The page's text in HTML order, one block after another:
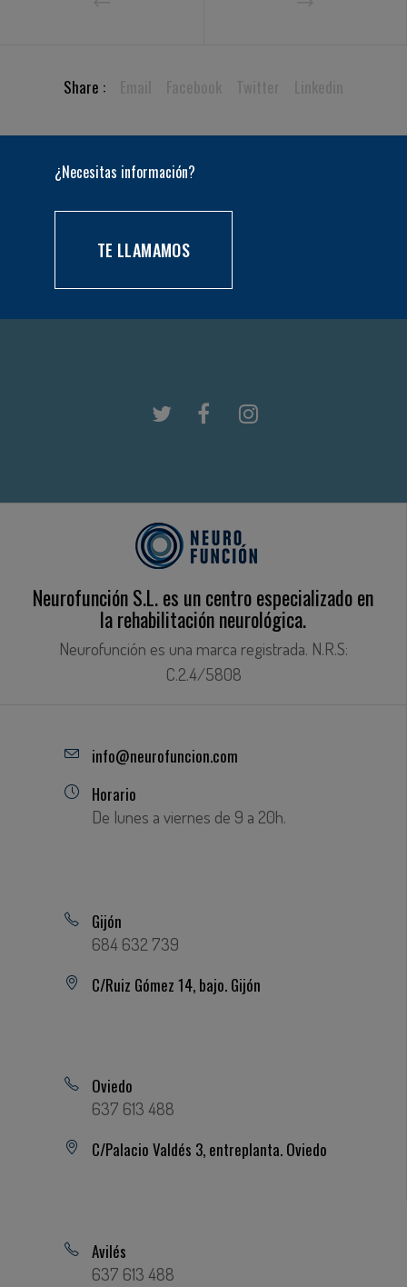
Share :
¿Necesitas información?
TE LLAMAMOS
Neurofunción S.L. es un centro especializado en
la rehabilitación neurológica.
Neurofunción es una marca registrada. N.R.S:
C.2.4/5808
info@neurofuncion.com
Horario
De lunes a viernes de 9 a 20h.
Gijón
684 632 739
C/Ruiz Gómez 14, bajo. Gijón
Oviedo
637 613 488
C/Palacio Valdés 3, entreplanta. Oviedo
Avilés
637 613 488